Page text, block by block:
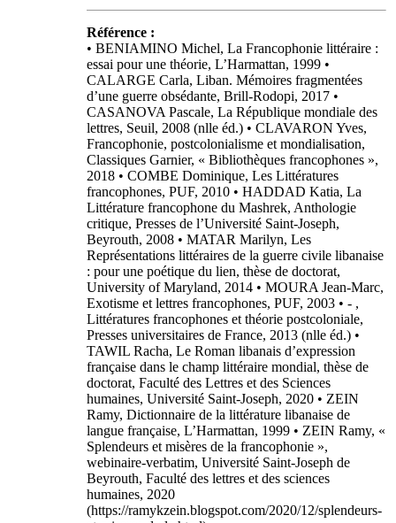
Référence :
• BENIAMINO Michel, La Francophonie littéraire :
essai pour une théorie, L’Harmattan, 1999 •
CALARGE Carla, Liban. Mémoires fragmentées
d’une guerre obsédante, Brill-Rodopi, 2017 •
CASANOVA Pascale, La République mondiale des
lettres, Seuil, 2008 (nlle éd.) • CLAVARON Yves,
Francophonie, postcolonialisme et mondialisation,
Classiques Garnier, « Bibliothèques francophones »,
2018 • COMBE Dominique, Les Littératures
francophones, PUF, 2010 • HADDAD Katia, La
Littérature francophone du Mashrek, Anthologie
critique, Presses de l’Université Saint-Joseph,
Beyrouth, 2008 • MATAR Marilyn, Les
Représentations littéraires de la guerre civile libanaise
: pour une poétique du lien, thèse de doctorat,
University of Maryland, 2014 • MOURA Jean-Marc,
Exotisme et lettres francophones, PUF, 2003 • - ,
Littératures francophones et théorie postcoloniale,
Presses universitaires de France, 2013 (nlle éd.) •
TAWIL Racha, Le Roman libanais d’expression
française dans le champ littéraire mondial, thèse de
doctorat, Faculté des Lettres et des Sciences
humaines, Université Saint-Joseph, 2020 • ZEIN
Ramy, Dictionnaire de la littérature libanaise de
langue française, L’Harmattan, 1999 • ZEIN Ramy, «
Splendeurs et misères de la francophonie »,
webinaire-verbatim, Université Saint-Joseph de
Beyrouth, Faculté des lettres et des sciences
humaines, 2020
(https://ramykzein.blogspot.com/2020/12/splendeurs-